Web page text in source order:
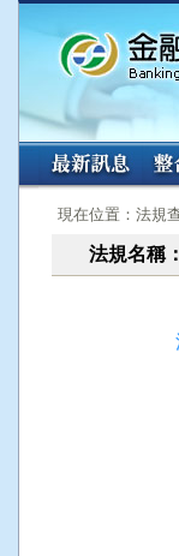
:::
現在位置：法規
法規名稱：